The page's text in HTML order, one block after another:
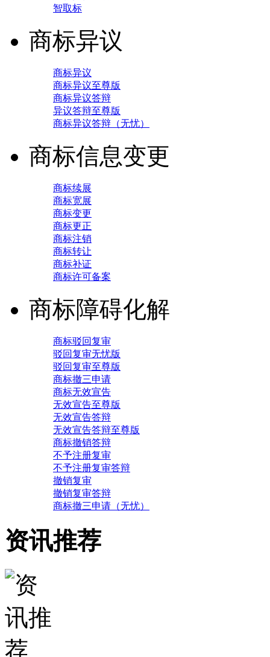
智取标
商标异议
商标异议
商标异议至尊版
商标异议答辩
异议答辩至尊版
商标异议答辩（无忧）
商标信息变更
商标续展
商标宽展
商标变更
商标更正
商标注销
商标转让
商标补证
商标许可备案
商标障碍化解
商标驳回复审
驳回复审无忧版
驳回复审至尊版
商标撤三申请
商标无效宣告
无效宣告至尊版
无效宣告答辩
无效宣告答辩至尊版
商标撤销答辩
不予注册复审
不予注册复审答辩
撤销复审
撤销复审答辩
商标撤三申请（无忧）
资讯推荐